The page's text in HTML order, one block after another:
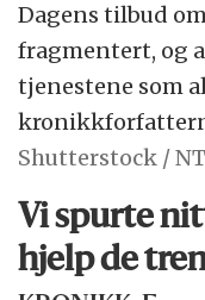
Dagens tilbud
fragmentert, og
tjenestene som
Shutterstock /
Vi spurte
hjelp de